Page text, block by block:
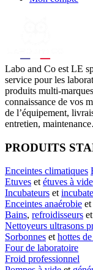
Labo and Co est LE
service pour les
produits multi-
connaissance de vos
de l’équipement,
entretien,
PRODUITS
Enceintes climatiques
Etuves et étuves à vide
Incubateurs et
Enceintes anaérobie et
Bains, refroidisseurs et
Nettoyeurs ultrasons
Sorbonnes et hottes
Four de laboratoire
Froid professionnel